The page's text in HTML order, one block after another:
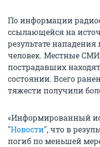
По информации
ссылающейся на
результате
человек. Местные
пострадавших
состоянии. Всего
тяжести получили
«Информированный
"Новости", что в
погиб по меньшей